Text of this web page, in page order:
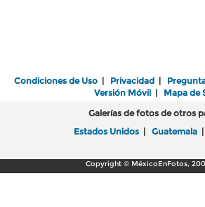
Condiciones de Uso | Privacidad |
Versión Móvil| Mapa de
Galerías de fotos de otros
Estados Unidos | Guatemala |
Copyright © MéxicoEnFotos,